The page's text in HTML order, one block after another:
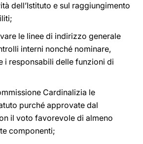
dell’Istituto e sul raggiungimento
le linee di indirizzo generale
interni nonché nominare,
i responsabili delle funzioni di
Cardinalizia le
purché approvate dal
il voto favorevole di almeno
componenti;